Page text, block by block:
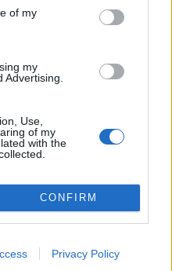
of my
my
Advertising.
Use,
of my
with the
CONFIRM
Privacy Policy
končící projekt LIFE South
biotopů na jižní
druzích, složitých
i o tom, proč je důležité
hned. A také o tom, co ho k
Kamenný vrch a jakou roli v
ekosystémy nejsou
připraveny, říká Martin
Sumec velký (Silurus glanis) je
rybou Evropy. Vrcholový